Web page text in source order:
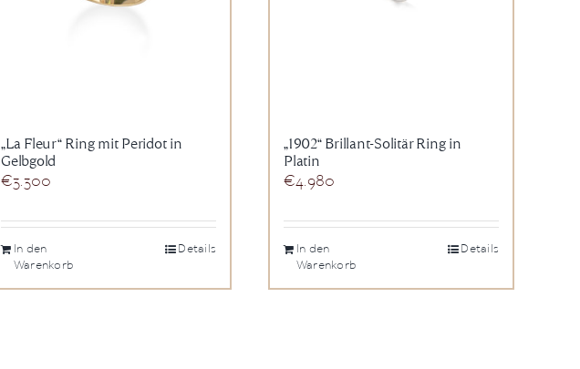
„La Fleur“ Ring mit Peridot in
Gelbgold
€3.300
In den
Warenkorb
Details
„1902“ Brillant-Solitär Ring in
Platin
€4.980
In den
Warenkorb
Details